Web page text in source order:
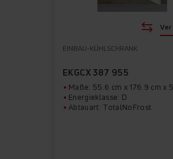
EINBAU-KÜHLSCHRANK
EKGCX 387 955
Maße: 55.6 cm x 176.9 cm x
Energieklasse: D
Abtauart: TotalNoFrost